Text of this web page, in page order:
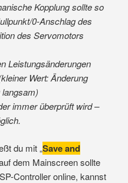
Kopplung sollte so
0-Anschlag des
des Servomotors
Leistungsänderungen
Wert: Änderung
immer überprüft wird –
du mit „Save and
dem Mainscreen sollte
Controller online, kannst